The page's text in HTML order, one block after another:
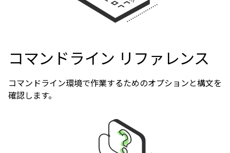
コマンドライン リファレンス
コマンドライン環境で作業するためのオプションと構文を
確認します。